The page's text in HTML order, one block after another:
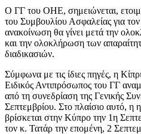
Ο ΓΓ του ΟΗΕ, σημειώνεται,
του Συμβουλίου Ασφαλείας για
ανακοίνωση θα γίνει μετά την
και την ολοκλήρωση των
διαδικασιών.
Σύμφωνα με τις ίδιες πηγές, η
Ειδικός Αντιπρόσωπος του ΓΓ
από τη συνεδρίαση της Γενικής
Σεπτεμβρίου. Στο πλαίσιο αυτό, η
βρίσκεται στην Κύπρο την 1η
τον κ. Τατάρ την επομένη, 2